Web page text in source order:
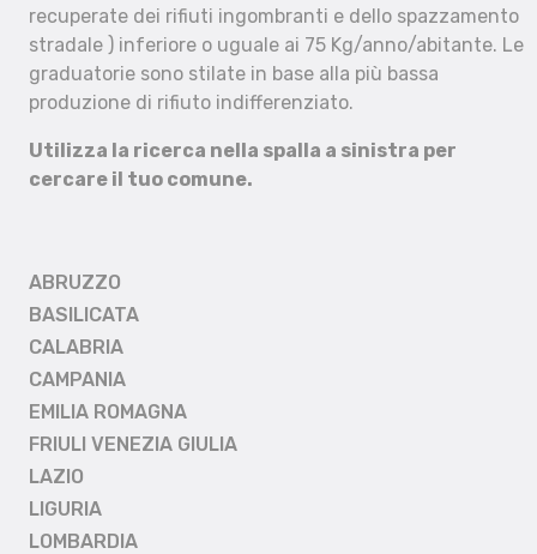
recuperate dei rifiuti ingombranti e dello spazzamento
stradale ) inferiore o uguale ai 75 Kg/anno/abitante. Le
graduatorie sono stilate in base alla più bassa
produzione di rifiuto indifferenziato.
Utilizza la ricerca nella spalla a sinistra per
cercare il tuo comune.
ABRUZZO
BASILICATA
CALABRIA
CAMPANIA
EMILIA ROMAGNA
FRIULI VENEZIA GIULIA
LAZIO
LIGURIA
LOMBARDIA